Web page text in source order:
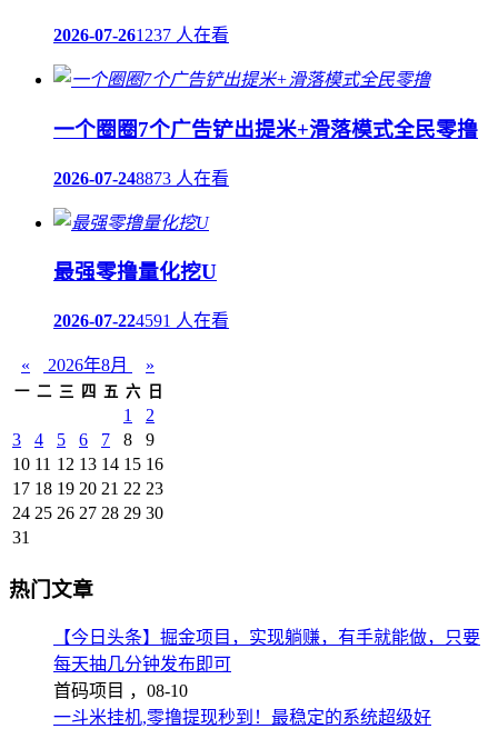
2026-07-261237 人在看
一个圈圈7个广告铲出提米+滑落模式全民零撸
2026-07-248873 人在看
最强零撸量化挖U
2026-07-224591 人在看
« 2026年8月 »
一 二 三 四 五 六 日
1
2
3
4 5 6 7 8
9
10 11 12 13 14 15 16
17 18 19 20 21 22 23
24 25 26 27 28 29 30
31
热门文章
【今日头条】掘金项目，实现躺赚，有手就能做，只要
每天抽几分钟发布即可
首码项目 ， 08-10
一斗米挂机,零撸提现秒到！最稳定的系统超级好